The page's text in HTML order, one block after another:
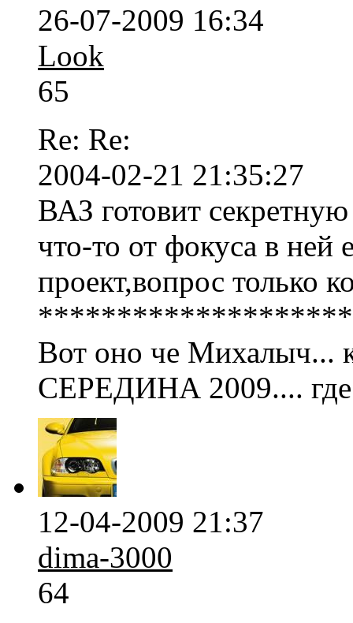
26-07-2009 16:34
Look
65
Re: Re:
2004-02-21 21:35:27
ВАЗ готовит
что-то от фокуса в ней
проект,вопрос только
Вот оно че Михалыч...
СЕРЕДИНА 2009.... где
12-04-2009 21:37
dima-3000
64